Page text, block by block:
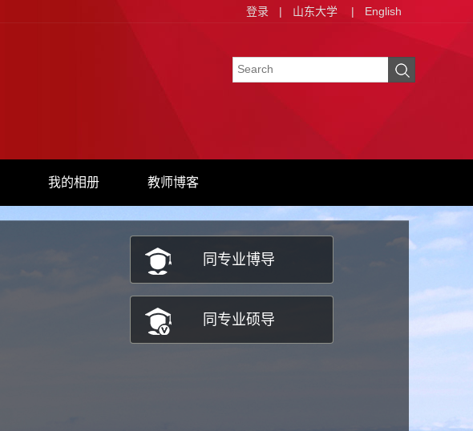
登录 | 山东大学 | English
我的相册 教师博客
同专业博导
同专业硕导